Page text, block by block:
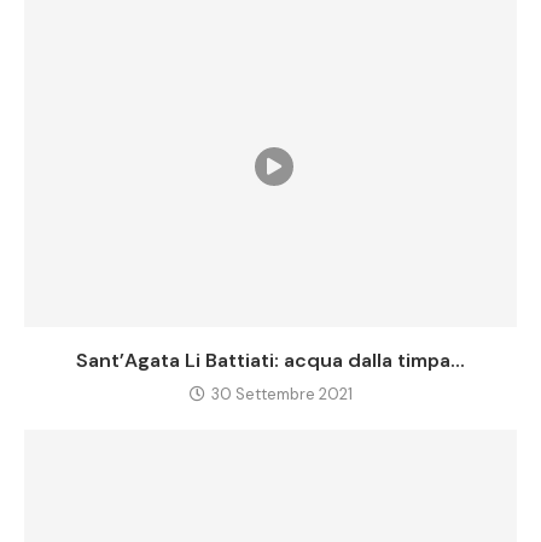
Sant’Agata Li Battiati: acqua dalla timpa...
30 Settembre 2021